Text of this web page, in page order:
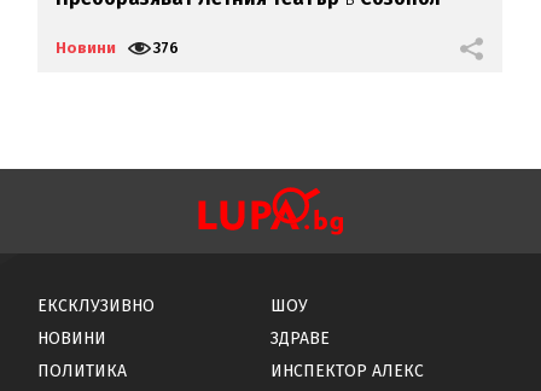
Новини 376
ЕКСКЛУЗИВНО
НОВИНИ
ПОЛИТИКА
ШОУ
ЗДРАВЕ
ИНСПЕКТОР АЛЕКС